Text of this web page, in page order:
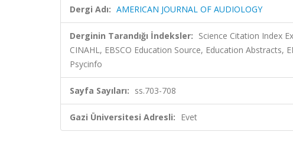
Dergi Adı: AMERICAN JOURNAL OF AUDIOLOGY
Derginin Tarandığı İndeksler: Science Citation Index
CINAHL, EBSCO Education Source, Education Abstracts,
Psycinfo
Sayfa Sayıları: ss.703-708
Gazi Üniversitesi Adresli: Evet